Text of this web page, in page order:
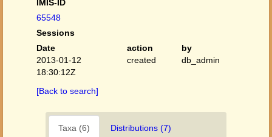
IMIS-ID
65548
Sessions
Date
action
by
2013-01-12
18:30:12Z
created db_admin
[Back to search]
Taxa (6) Distributions (7)